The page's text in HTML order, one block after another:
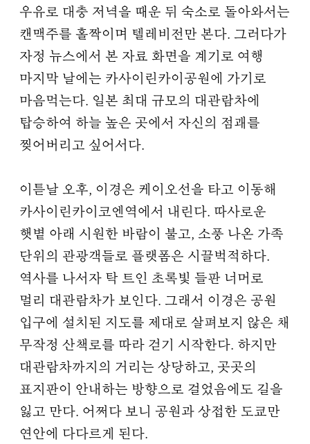
우유로 대충 저녁을 때운 뒤 숙소로 돌아와서는
캔맥주를 홀짝이며 텔레비전만 본다. 그러다가
자정 뉴스에서 본 자료 화면을 계기로 여행
마지막 날에는 카사이린카이공원에 가기로
마음먹는다. 일본 최대 규모의 대관람차에
탑승하여 하늘 높은 곳에서 자신의 점괘를
찢어버리고 싶어서다.
이튿날 오후, 이경은 케이오선을 타고 이동해
카사이린카이코엔역에서 내린다. 따사로운
햇볕 아래 시원한 바람이 불고, 소풍 나온 가족
단위의 관광객들로 플랫폼은 시끌벅적하다.
역사를 나서자 탁 트인 초록빛 들판 너머로
멀리 대관람차가 보인다. 그래서 이경은 공원
입구에 설치된 지도를 제대로 살펴보지 않은 채
무작정 산책로를 따라 걷기 시작한다. 하지만
대관람차까지의 거리는 상당하고, 곳곳의
표지판이 안내하는 방향으로 걸었음에도 길을
잃고 만다. 어쩌다 보니 공원과 상접한 도쿄만
연안에 다다르게 된다.